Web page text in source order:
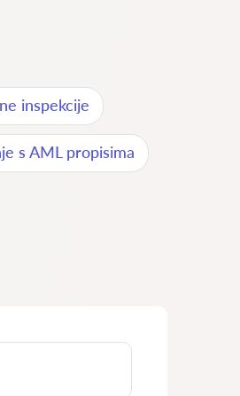
inspekcije
s AML propisima